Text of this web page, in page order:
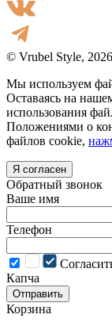
© Vrubel Style, 2026
Мы используем
Оставаясь на
использования
Положениями о
файлов cookie,
Я согласен
Обратный звонок
Ваше имя
Телефон
Капча
Отправить
Корзина